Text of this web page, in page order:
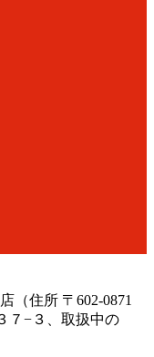
（住所 〒602-0871
７−３、取扱中の